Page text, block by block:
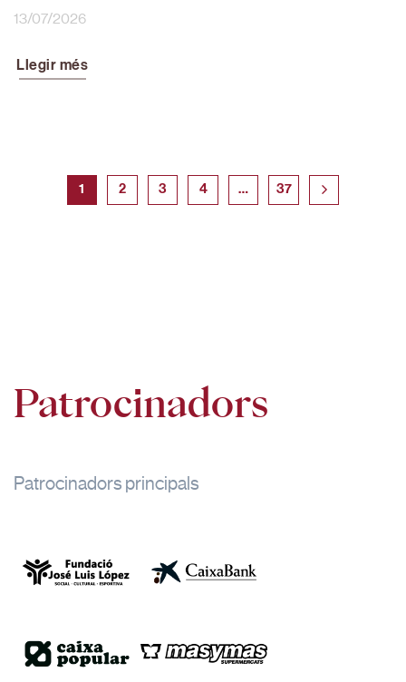
13/07/2026
Llegir més
1 2 3 4 … 37
Patrocinadors
Patrocinadors principals